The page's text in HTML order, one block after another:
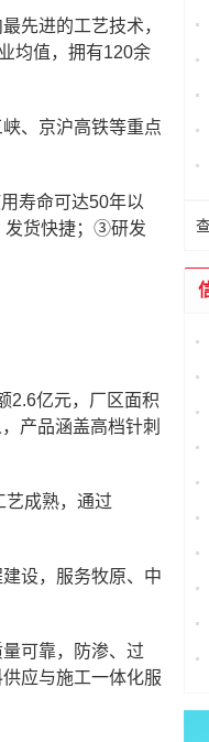
先进的工艺技术，
均值，拥有120余
、京沪高铁等重点
寿命可达50年以
发货快捷；③研发
2.6亿元，厂区面积
产品涵盖高档针刺
艺成熟，通过
设，服务牧原、中
可靠，防渗、过
应与施工一体化服